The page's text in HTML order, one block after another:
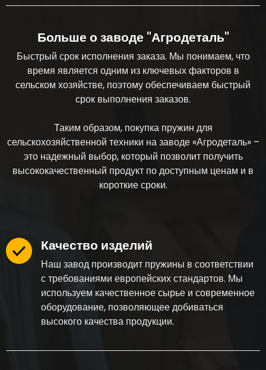
Больше о заводе "Агродеталь"
Быстрый срок исполнения заказа. Мы понимаем, что
время является одним из ключевых факторов в
сельском хозяйстве, поэтому обеспечиваем быстрый
срок выполнения заказов.
Таким образом, покупка пружин для
сельскохозяйственной техники на заводе «Агродеталь» –
это надежный выбор, который позволит получить
высококачественный продукт по доступным ценам и в
короткие сроки.
Качество изделий
Наш завод производит пружины в соответствии
с требованиями европейских стандартов. Мы
используем качественное сырье и современное
оборудование, позволяющее добиваться
высокого качества продукции.